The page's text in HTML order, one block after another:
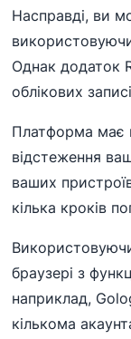
Насправді, ви
Однак додаток
облікових
Платформа має
відстеження
ваших
кілька кроків
браузері з
наприклад,
кількома